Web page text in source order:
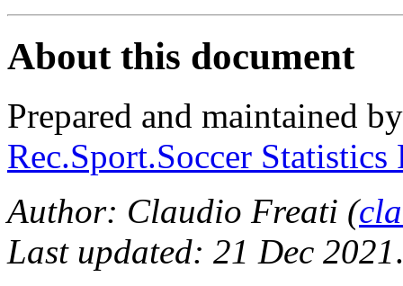
About this document
Prepared and maintained
Rec.Sport.Soccer
Author: Claudio Freati (
Last updated: 21 Dec 2021.